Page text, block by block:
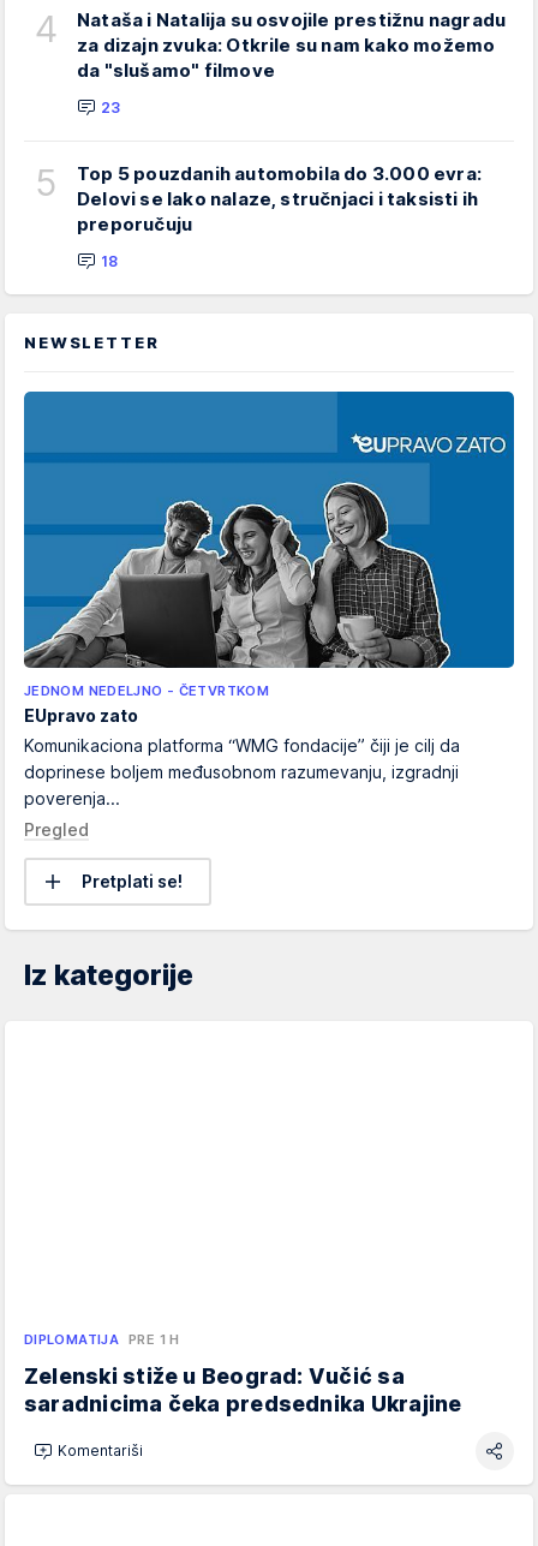
4
Nataša i Natalija su osvojile prestižnu nagradu
za dizajn zvuka: Otkrile su nam kako možemo
da "slušamo" filmove
23
5
Top 5 pouzdanih automobila do 3.000 evra:
Delovi se lako nalaze, stručnjaci i taksisti ih
preporučuju
18
NEWSLETTER
JEDNOM NEDELJNO - ČETVRTKOM
EUpravo zato
Komunikaciona platforma “WMG fondacije” čiji je cilj da
doprinese boljem međusobnom razumevanju, izgradnji
poverenja...
Pregled
Pretplati se!
Iz kategorije
DIPLOMATIJA PRE 1 H
Zelenski stiže u Beograd: Vučić sa
saradnicima čeka predsednika Ukrajine
Komentariši